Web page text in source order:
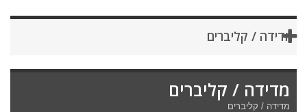
מדידה / קליברים
מדידה / קליברים
מדידה / קליברים